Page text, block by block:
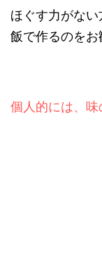
ほぐす力がな
飯で作るのをお
個人的には、味